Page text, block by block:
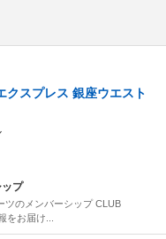
クスプレス 銀座ウエスト
プ
ツのメンバーシップ CLUB
をお届け...